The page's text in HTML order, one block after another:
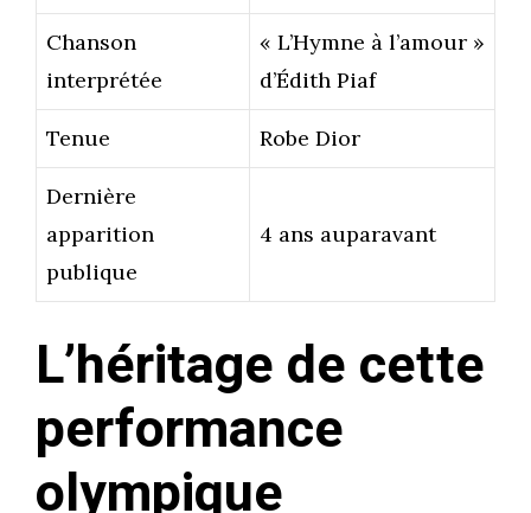
Chanson
interprétée
« L’Hymne à l’amour »
d’Édith Piaf
Tenue Robe Dior
Dernière
apparition
publique
4 ans auparavant
L’héritage de cette
performance
olympique